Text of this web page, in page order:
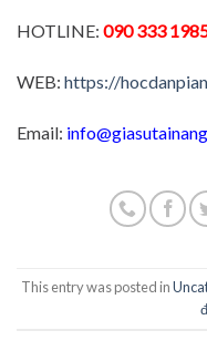
HOTLINE: 090 333
WEB: https://
Email:
This entry was posted in